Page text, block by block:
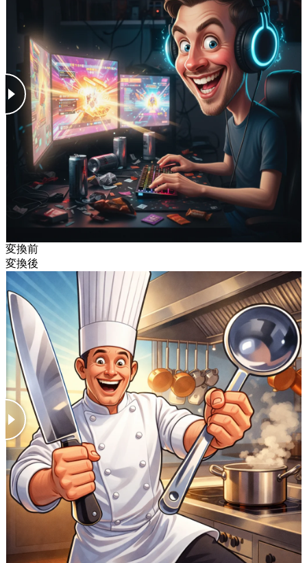
変換前
変換後